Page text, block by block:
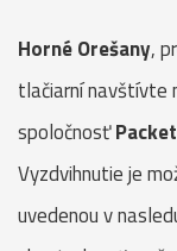
Horné Orešany,
tlačiarní navštívte
spoločnosť
Vyzdvihnutie je
uvedenou v